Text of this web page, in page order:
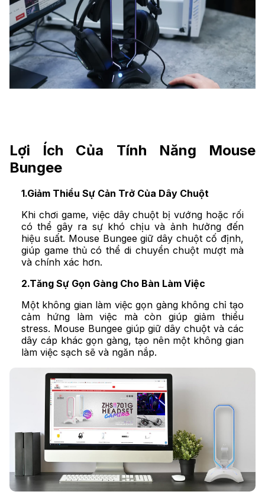
Lợi Ích Của Tính Năng Mouse
Bungee
1.Giảm Thiểu Sự Cản Trở Của Dây Chuột
Khi chơi game, việc dây chuột bị vướng hoặc rối
có thể gây ra sự khó chịu và ảnh hưởng đến
hiệu suất. Mouse Bungee giữ dây chuột cố định,
giúp game thủ có thể di chuyển chuột mượt mà
và chính xác hơn.
2.Tăng Sự Gọn Gàng Cho Bàn Làm Việc
Một không gian làm việc gọn gàng không chỉ tạo
cảm hứng làm việc mà còn giúp giảm thiểu
stress. Mouse Bungee giúp giữ dây chuột và các
dây cáp khác gọn gàng, tạo nên một không gian
làm việc sạch sẽ và ngăn nắp.